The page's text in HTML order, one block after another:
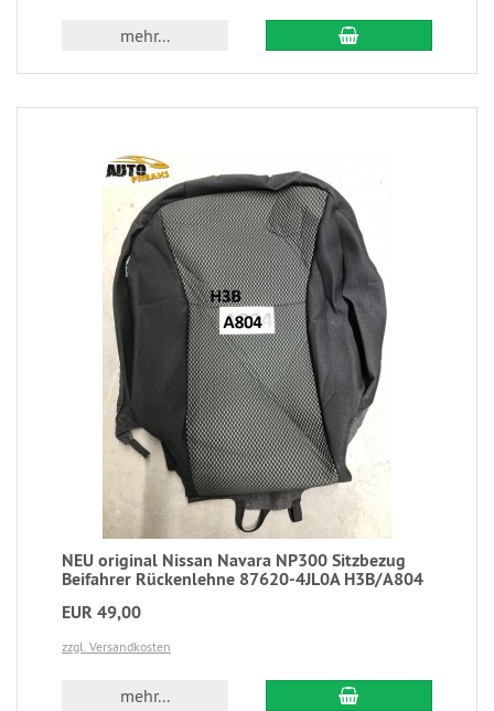
mehr...
NEU original Nissan Navara NP300 Sitzbezug
Beifahrer Rückenlehne 87620-4JL0A H3B/A804
EUR 49,00
zzgl. Versandkosten
mehr...